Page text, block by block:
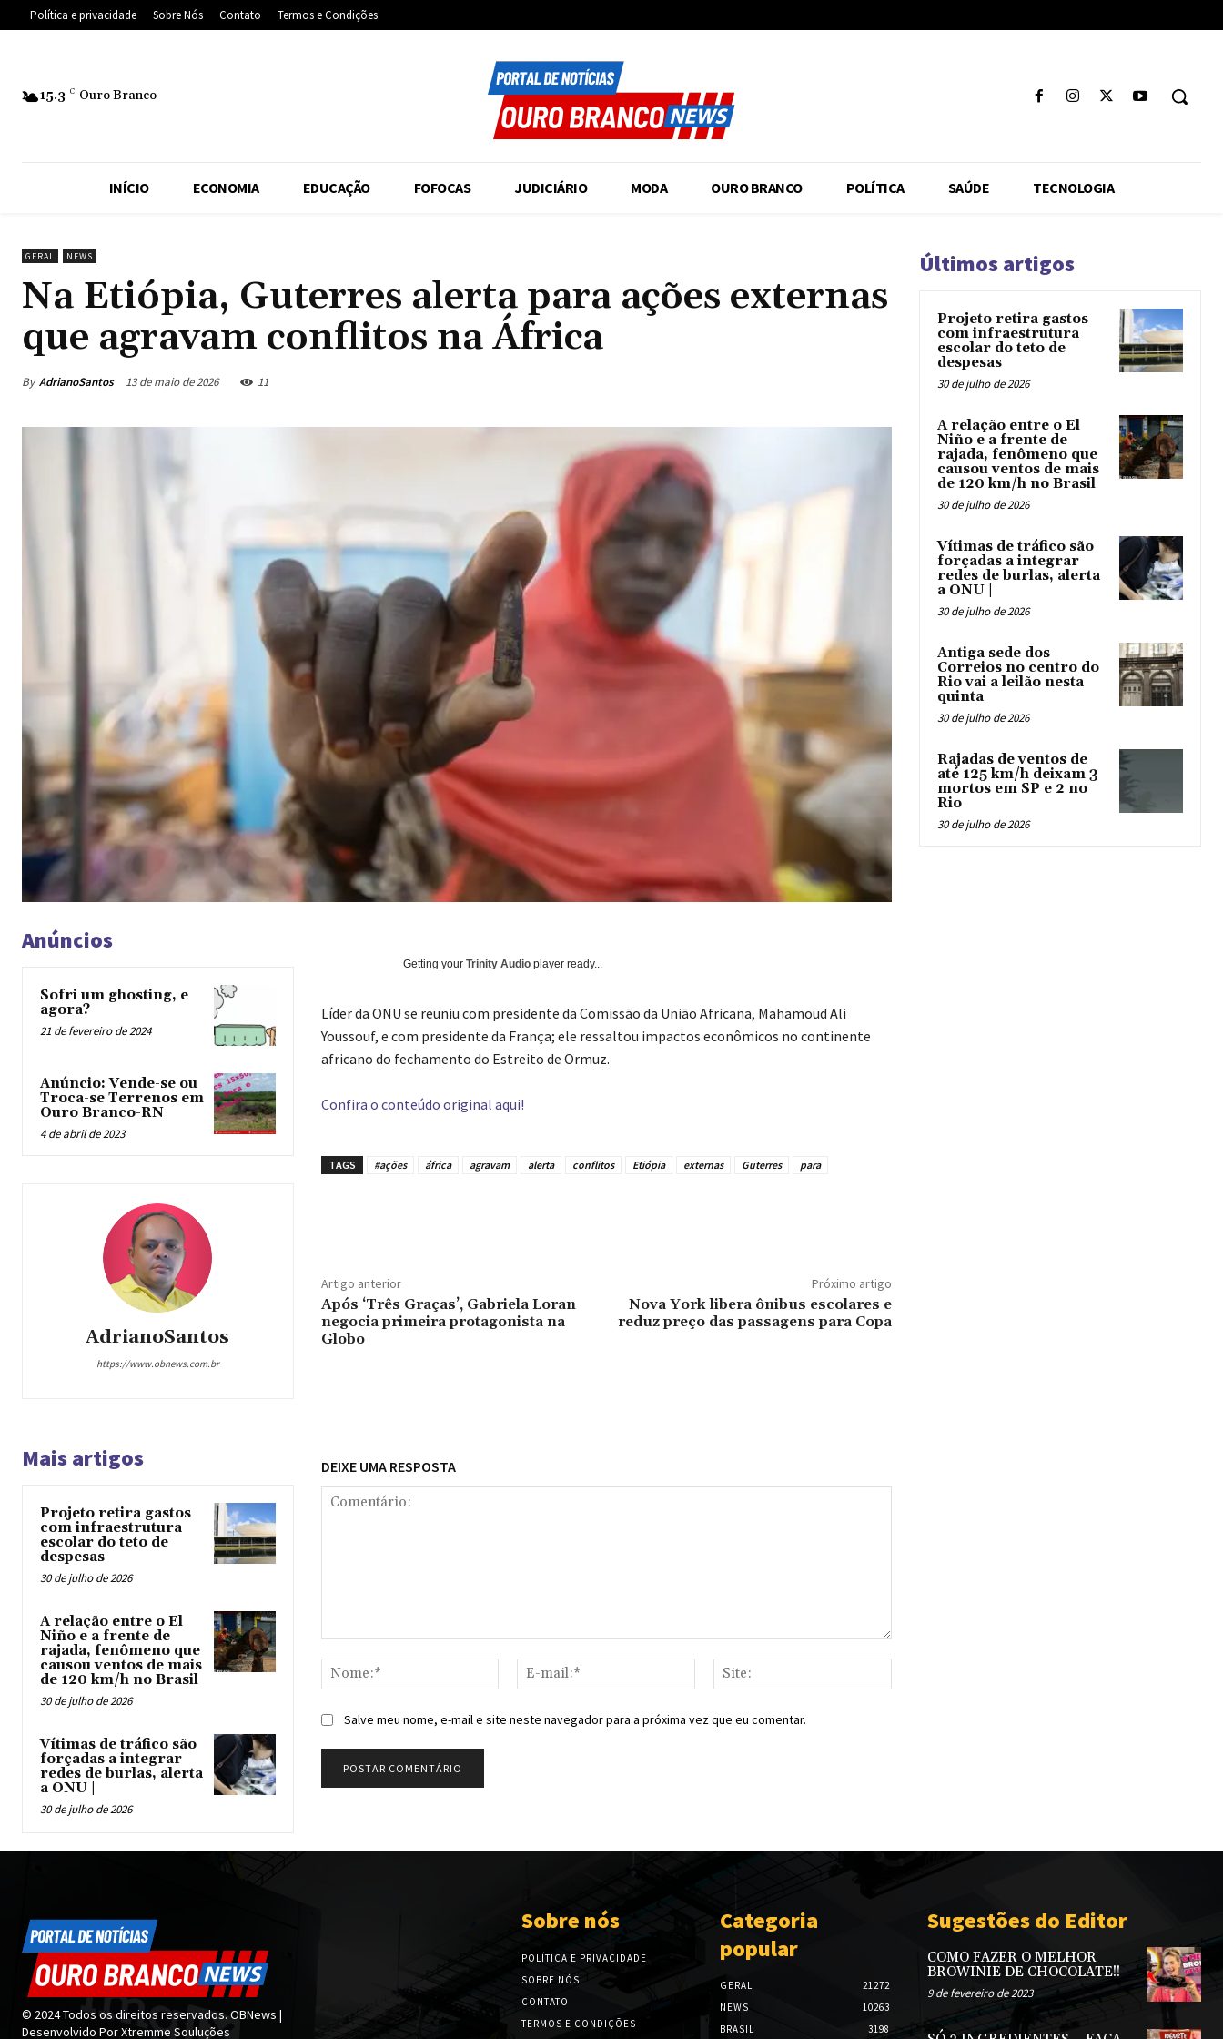
Política e privacidade Sobre Nós Contato Termos e Condições
15.3 C Ouro Branco
INÍCIO ECONOMIA EDUCAÇÃO FOFOCAS JUDICIÁRIO MODA OURO BRANCO POLÍTICA SAÚDE TECNOLOGIA
GERAL NEWS
Na Etiópia, Guterres alerta para ações externas
que agravam conflitos na África
By AdrianoSantos 13 de maio de 2026 11
Anúncios
Sofri um ghosting, e
agora?
21 de fevereiro de 2024
Anúncio: Vende-se ou
Troca-se Terrenos em
Ouro Branco-RN
4 de abril de 2023
AdrianoSantos
https://www.obnews.com.br
Getting your Trinity Audioplayer ready...
Líder da ONU se reuniu com presidente da Comissão da União Africana, Mahamoud Ali
Youssouf, e com presidente da França; ele ressaltou impactos econômicos no continente
africano do fechamento do Estreito de Ormuz.
Confira o conteúdo original aqui!
TAGS #ações áfrica agravam alerta conflitos Etiópia externas Guterres para
Artigo anterior
Após ‘Três Graças’, Gabriela Loran
negocia primeira protagonista na
Globo
Próximo artigo
Nova York libera ônibus escolares e
reduz preço das passagens para Copa
Mais artigos
Projeto retira gastos
com infraestrutura
escolar do teto de
despesas
30 de julho de 2026
A relação entre o El
Niño e a frente de
rajada, fenômeno que
causou ventos de mais
de 120 km/h no Brasil
30 de julho de 2026
Vítimas de tráfico são
forçadas a integrar
redes de burlas, alerta
a ONU |
30 de julho de 2026
DEIXE UMA RESPOSTA
Nome:*
mail:*
Salve meu nome, e-mail e site neste navegador para a próxima vez que eu comentar.
Últimos artigos
Projeto retira gastos
com infraestrutura
escolar do teto de
despesas
30 de julho de 2026
A relação entre o El
Niño e a frente de
rajada, fenômeno que
causou ventos de mais
de 120 km/h no Brasil
30 de julho de 2026
Vítimas de tráfico são
forçadas a integrar
redes de burlas, alerta
a ONU |
30 de julho de 2026
Antiga sede dos
Correios no centro do
Rio vai a leilão nesta
quinta
30 de julho de 2026
Rajadas de ventos de
até 125 km/h deixam 3
mortos em SP e 2 no
Rio
30 de julho de 2026
© 2024 Todos os direitos reservados. OBNews |
Desenvolvido Por Xtremme Souluções
Sobre nós
POLÍTICA E PRIVACIDADE
SOBRE NÓS
CONTATO
TERMOS E CONDIÇÕES
Categoria
popular
GERAL
21272
NEWS
10263
BRASIL
3198
Sugestões do Editor
COMO FAZER O MELHOR
BROWINIE DE CHOCOLATE!!
9 de fevereiro de 2023